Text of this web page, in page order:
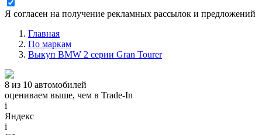
Я согласен на получение рекламных рассылок и предложений
Главная
По маркам
Выкуп BMW 2 серии Gran Tourer
8 из 10 автомобилей
оцениваем выше, чем в Trade‑In
i
Яндекс
i